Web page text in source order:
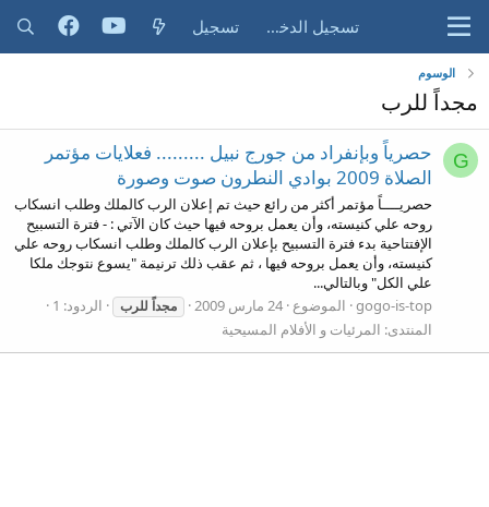
تسجيل الدخول تسجيل
الوسوم
مجداً للرب
G
حصرياً وبإنفراد من جورج نبيل ......... فعلايات مؤتمر
الصلاة 2009 بوادي النطرون صوت وصورة
حصريــــاً مؤتمر أكثر من رائع حيث تم إعلان الرب كالملك وطلب انسكاب
روحه علي كنيسته، وأن يعمل بروحه فيها حيث كان الآتي : - فترة التسبيح
الإفتتاحية بدء فترة التسبيح بإعلان الرب كالملك وطلب انسكاب روحه علي
كنيسته، وأن يعمل بروحه فيها ، ثم عقب ذلك ترنيمة "يسوع نتوجك ملكا
علي الكل" وبالتالي...
gogo-is-top الموضوع 24 مارس 2009 مجداً للرب
الردود: 1
المنتدى: المرئيات و الأفلام المسيحية